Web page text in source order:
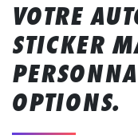
VOTRE
STICKER
OPTIONS.